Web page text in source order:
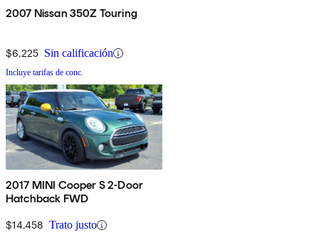
2007 Nissan 350Z Touring
$6,225 Sin calificación
Incluye tarifas de conc.
2017 MINI Cooper S 2-Door
Hatchback FWD
$14,458 Trato justo